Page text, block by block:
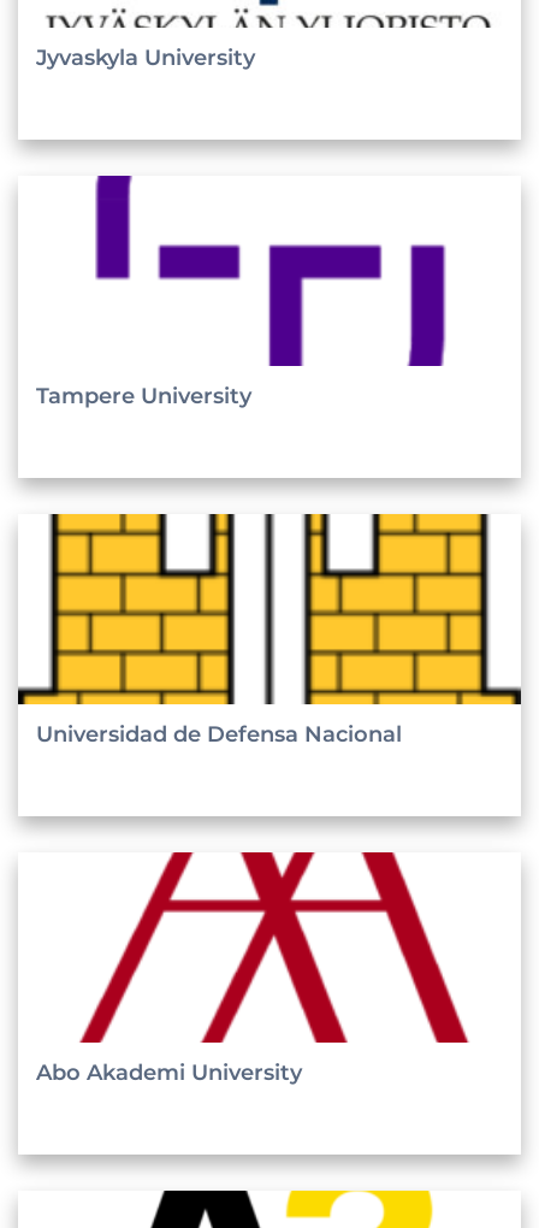
Jyvaskyla University
Tampere University
Universidad de Defensa Nacional
Abo Akademi University